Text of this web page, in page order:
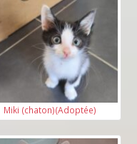
Miki (chaton)(Adoptée)